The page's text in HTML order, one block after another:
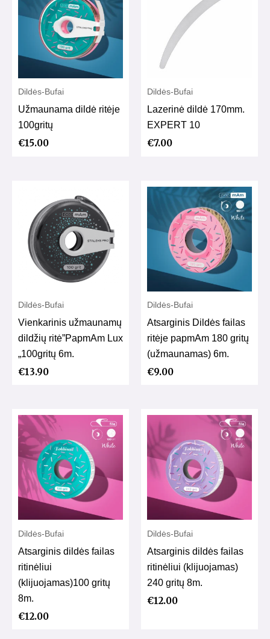
Dildės-Bufai
Užmaunama dildė ritėje
100gritų
€15.00
Dildės-Bufai
Lazerinė dildė 170mm.
EXPERT 10
€7.00
Dildės-Bufai
Vienkarinis užmaunamų
dildžių ritė”PapmAm Lux
„100gritų 6m.
€13.90
Dildės-Bufai
Atsarginis Dildės failas
ritėje papmAm 180 gritų
(užmaunamas) 6m.
€9.00
Dildės-Bufai
Atsarginis dildės failas
ritinėliui
(klijuojamas)100 gritų
8m.
€12.00
Dildės-Bufai
Atsarginis dildės failas
ritinėliui (klijuojamas)
240 gritų 8m.
€12.00